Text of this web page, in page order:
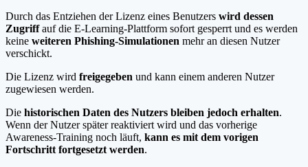
Durch das Entziehen der Lizenz eines Benutzers wird dessen
Zugriffauf die E-Learning-Plattform sofort gesperrt und es werden
keine weiteren Phishing-Simulationen mehr an diesen Nutzer
verschickt.
Die Lizenz wird freigegeben und kann einem anderen Nutzer
zugewiesen werden.
Die historischen Daten des Nutzers bleiben jedoch erhalten.
Wenn der Nutzer später reaktiviert wird und das vorherige
Awareness-Training noch läuft, kann es mit dem vorigen
Fortschritt fortgesetzt werden.